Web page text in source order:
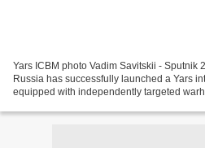
Yars ICBM photo Vadim Savitskii - Sputnik
Russia has successfully launched a Yars
equipped with independently targeted